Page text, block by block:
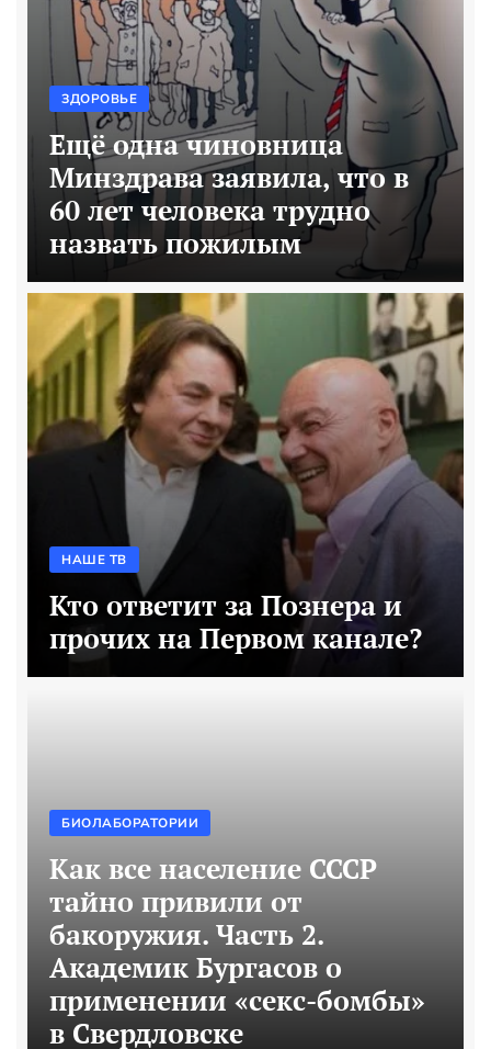
ЗДОРОВЬЕ
Ещё одна чиновница
Минздрава заявила, что в
60 лет человека трудно
назвать пожилым
НАШЕ ТВ
Кто ответит за Познера и
прочих на Первом канале?
БИОЛАБОРАТОРИИ
Как все население СССР
тайно привили от
бакоружия. Часть 2.
Академик Бургасов о
применении «секс-бомбы»
в Свердловске